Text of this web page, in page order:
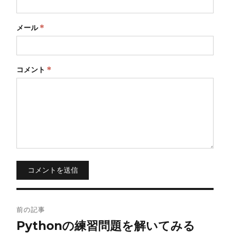
メール*
コメント *
コメントを送信
稿
前の記事
Pythonの練習問題を解いてみる